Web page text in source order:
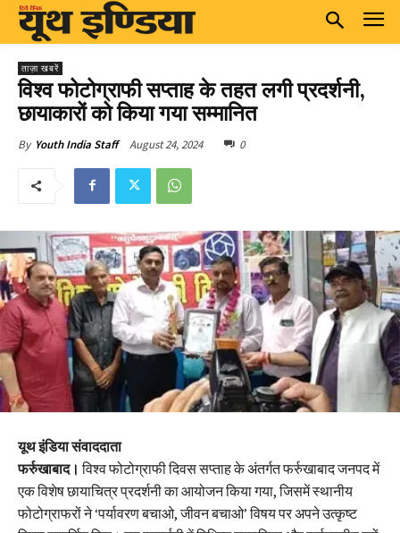
ताज़ा खबरें
विश्व फोटोग्राफी सप्ताह के तहत लगी प्रदर्शनी,
छायाकारों को किया गया सम्मानित
By Youth India Staff August 24, 2024 0
यूथ इंडिया संवाददाता
फर्रुखाबाद। विश्व फोटोग्राफी दिवस सप्ताह के अंतर्गत फर्रुखाबाद जनपद में
एक विशेष छायाचित्र प्रदर्शनी का आयोजन किया गया, जिसमें स्थानीय
फोटोग्राफरों ने ‘पर्यावरण बचाओ, जीवन बचाओ’ विषय पर अपने उत्कृष्ट